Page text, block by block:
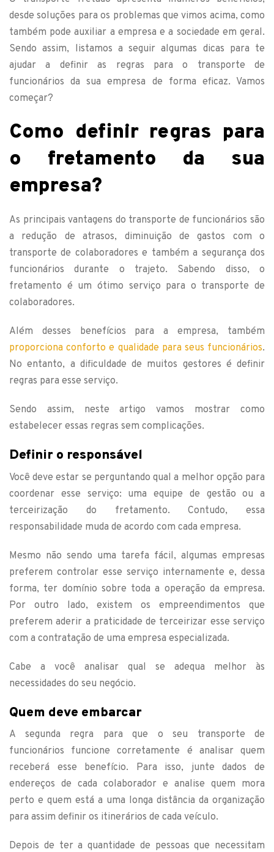
desde soluções para os problemas que vimos acima, como
também pode auxiliar a empresa e a sociedade em geral.
Sendo assim, listamos a seguir algumas dicas para te
ajudar a definir as regras para o transporte de
funcionários da sua empresa de forma eficaz. Vamos
começar?
Como definir regras para
o fretamento da sua
empresa?
As principais vantagens do transporte de funcionários são
a redução de atrasos, diminuição de gastos com o
transporte de colaboradores e também a segurança dos
funcionários durante o trajeto. Sabendo disso, o
fretamento é um ótimo serviço para o transporte de
colaboradores.
Além desses benefícios para a empresa, também
proporciona conforto e qualidade para seus funcionários.
No entanto, a dificuldade de muitos gestores é definir
regras para esse serviço.
Sendo assim, neste artigo vamos mostrar como
estabelecer essas regras sem complicações.
Definir o responsável
Você deve estar se perguntando qual a melhor opção para
coordenar esse serviço: uma equipe de gestão ou a
terceirização do fretamento. Contudo, essa
responsabilidade muda de acordo com cada empresa.
Mesmo não sendo uma tarefa fácil, algumas empresas
preferem controlar esse serviço internamente e, dessa
forma, ter domínio sobre toda a operação da empresa.
Por outro lado, existem os empreendimentos que
preferem aderir a praticidade de terceirizar esse serviço
com a contratação de uma empresa especializada.
Cabe a você analisar qual se adequa melhor às
necessidades do seu negócio.
Quem deve embarcar
A segunda regra para que o seu transporte de
funcionários funcione corretamente é analisar quem
receberá esse benefício. Para isso, junte dados de
endereços de cada colaborador e analise quem mora
perto e quem está a uma longa distância da organização
para assim definir os itinerários de cada veículo.
Depois de ter a quantidade de pessoas que necessitam